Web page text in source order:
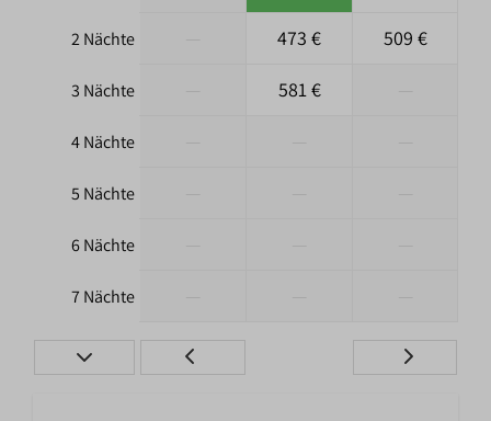
2 Nächte 473 € 509 €
3 Nächte 581 €
4 Nächte
5 Nächte
6 Nächte
7 Nächte